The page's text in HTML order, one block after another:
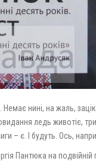
нині, на жаль,
ледь животіє,
– є. І будуть. Ось,
Пантюка на подвійній